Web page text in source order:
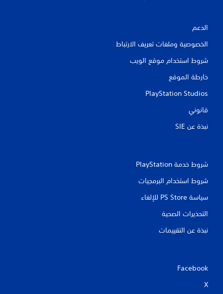
الدعم
الخصوصية وملفات تعريف الارتباط
شروط استخدام موقع الويب
خارطة الموقع
PlayStation Studios
قانوني
نبذة عن SIE‏
شروط خدمة PlayStation‏
شروط استخدام البرمجيات
سياسة PS Store للإلغاء
التحذيرات الصحية
نبذة عن التقييمات
Facebook
X